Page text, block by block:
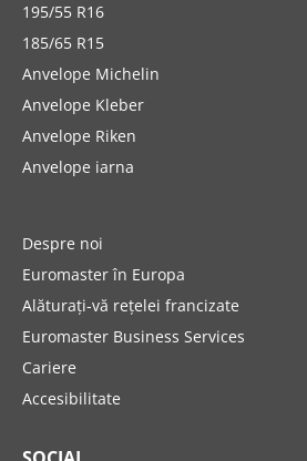
195/55 R16
185/65 R15
Anvelope Michelin
Anvelope Kleber
Anvelope Riken
Anvelope iarna
Despre noi
Euromaster în Europa
Alăturați-vă rețelei francizate
Euromaster Business Services
Cariere
Accesibilitate